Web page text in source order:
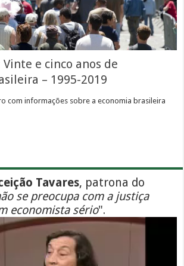
e cinco anos de
– 1995-2019
com informações sobre a economia brasileira
Tavares, patrona do
se preocupa com a justiça
economista sério".